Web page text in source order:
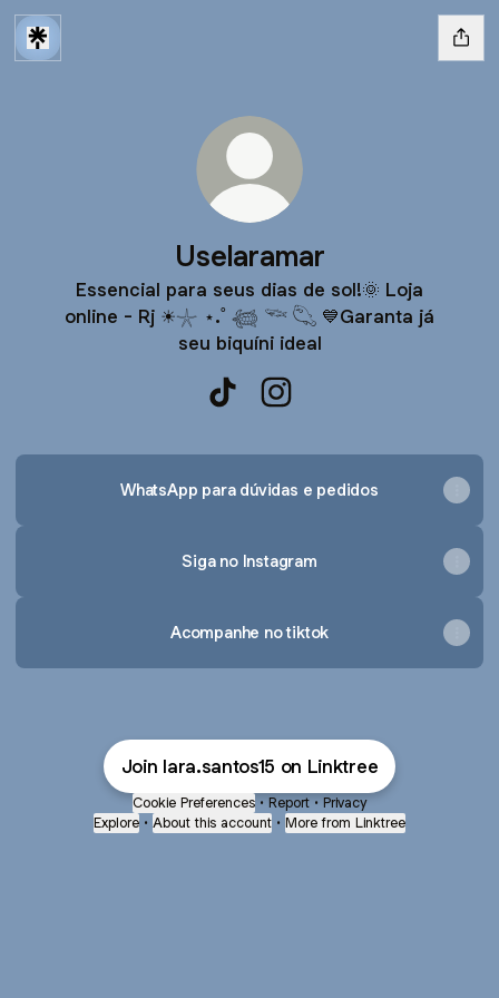
Uselaramar
Essencial para seus dias de sol!🌞 Loja
online - Rj ☀︎︎𓇼 ⋆.˚ 𓆉 𓆝 𓆡 💙Garanta já
seu biquíni ideal
WhatsApp para dúvidas e pedidos
Siga no Instagram
Acompanhe no tiktok
Join lara.santos15 on Linktree
Cookie Preferences • Report • Privacy
Explore • About this account • More from Linktree